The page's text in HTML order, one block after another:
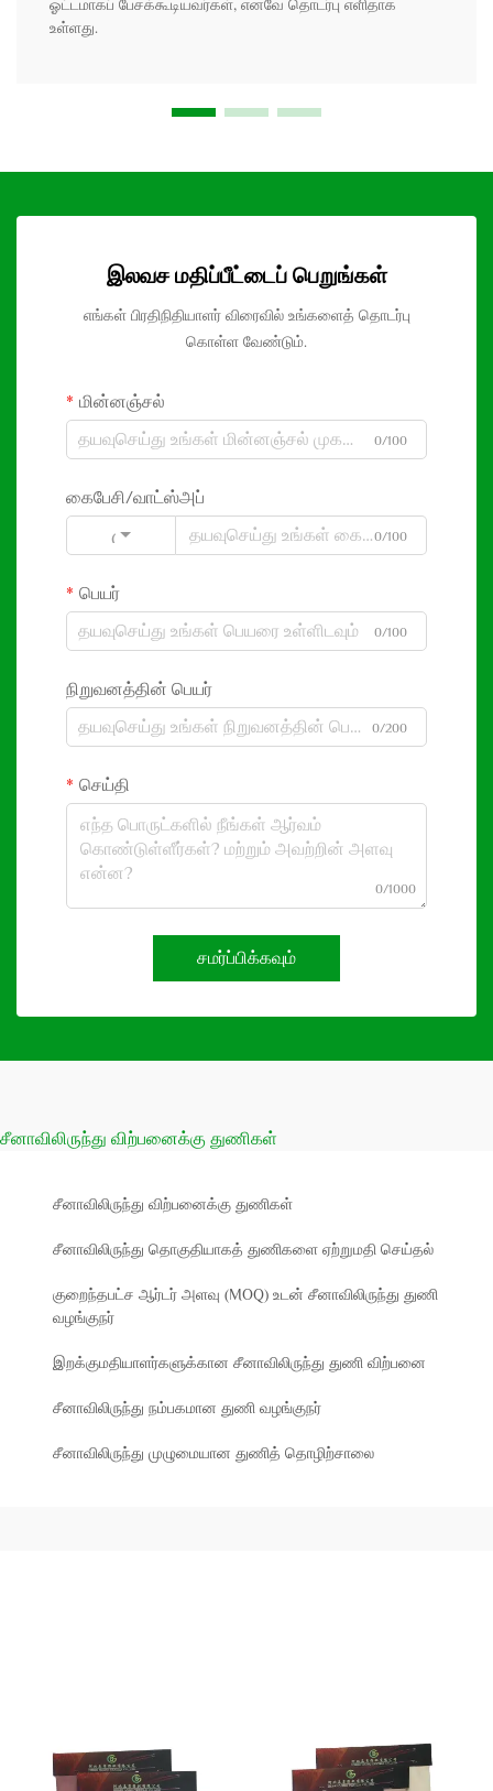
ஓட்டமாகப் பேசக்கூடியவர்கள், எனவே தொடர்பு எளிதாக
உள்ளது.
இலவச மதிப்பீட்டைப் பெறுங்கள்
எங்கள் பிரதிநிதியாளர் விரைவில் உங்களைத் தொடர்பு
கொள்ள வேண்டும்.
மின்னஞ்சல்
0/100
கைபேசி/வாட்ஸ்அப்
Code 0/100
பெயர்
0/100
நிறுவனத்தின் பெயர்
0/200
செய்தி
0/1000
சமர்ப்பிக்கவும்
சீனாவிலிருந்து விற்பனைக்கு துணிகள்
சீனாவிலிருந்து விற்பனைக்கு துணிகள்
சீனாவிலிருந்து தொகுதியாகத் துணிகளை ஏற்றுமதி செய்தல்
குறைந்தபட்ச ஆர்டர் அளவு (MOQ) உடன் சீனாவிலிருந்து துணி
வழங்குநர்
இறக்குமதியாளர்களுக்கான சீனாவிலிருந்து துணி விற்பனை
சீனாவிலிருந்து நம்பகமான துணி வழங்குநர்
சீனாவிலிருந்து முழுமையான துணித் தொழிற்சாலை